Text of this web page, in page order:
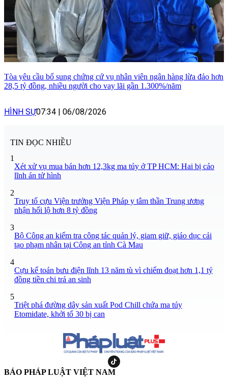
Tòa yêu cầu bổ sung chứng cứ vụ nhân viên ngân hàng lừa đảo hơn
28,5 tỷ đồng, nhiều người cho vay lãi gần 1.300%/năm
HÌNH SỰ07:34 | 06/08/2026
TIN ĐỌC NHIỀU
1
Xét xử vụ mua bán hơn 12,3kg ma túy ở TP HCM: Hai bị cáo
lĩnh án tử hình
2
Truy tố cựu Viện trưởng Viện Pháp y tâm thần Trung ương
nhận hối lộ hơn 8 tỷ đồng
3
Bộ Công an kiểm tra công tác quản lý, giam giữ, giáo dục cải
tạo phạm nhân tại Công an tỉnh Cà Mau
4
Cựu kế toán bưu điện lĩnh 13 năm tù vì chiếm đoạt hơn 1,1 tỷ
đồng tiền chi trả an sinh
5
Triệt phá đường dây sản xuất Pod Chill chứa ma túy
Etomidate, khởi tố 30 bị can
BÁO PHÁP LUẬT VIỆT NAM